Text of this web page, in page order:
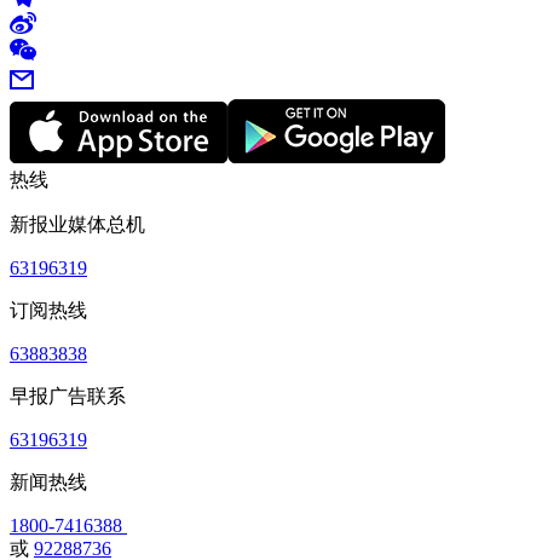
热线
新报业媒体总机
63196319
订阅热线
63883838
早报广告联系
63196319
新闻热线
1800-7416388
或 92288736